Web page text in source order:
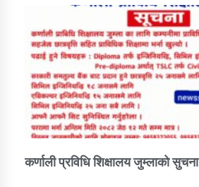
कर्णाली प्रविधि शिक्षालय जुम्लाको सुचना